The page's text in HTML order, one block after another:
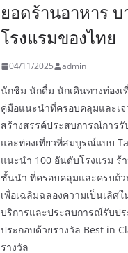
ยอดร้านอาหาร บ
โรงแรมของไทย
04/11/2025 admin
นักชิม นักดื่ม นักเดินทางท่องเ
คู่มือแนะนำที่ครอบคลุมและเจ
สร้างสรรค์ประสบการณ์การ
และท่องเที่ยวที่สมบูรณ์แบบ
แนะนำ 100 อันดับโรงแรม ร้
ชั้นนำ ที่ครอบคลุมและครบถ้ว
เพื่อเฉลิมฉลองความเป็นเลิศ
บริการและประสบการณ์รับป
ประกอบด้วยรางวัล Best in
รางวัล